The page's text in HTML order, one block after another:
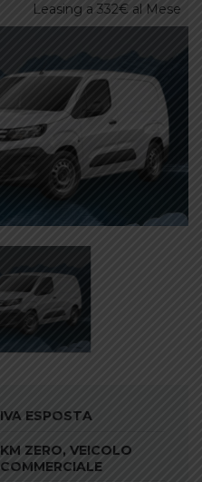
Leasing a 332€ al Mese
IVA ESPOSTA
KM ZERO, VEICOLO
COMMERCIALE